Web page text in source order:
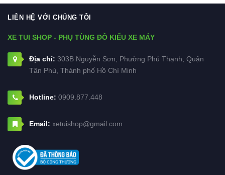
LIÊN HỆ VỚI CHÚNG TÔI
XE TUI SHOP - PHỤ TÙNG ĐỒ KIỂU XE MÁY
Địa chỉ: 303B Nguyễn Sơn, Phường Phú Thạnh, Quận
Tân Phú, Thành phố Hồ Chí Minh
Hotline: 0909.877.448
Email: xetuishop@gmail.com